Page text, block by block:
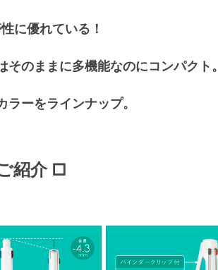
に優れている！
のままに多機能なのにコンパクト。
ーをラインナップ。
紹介 □